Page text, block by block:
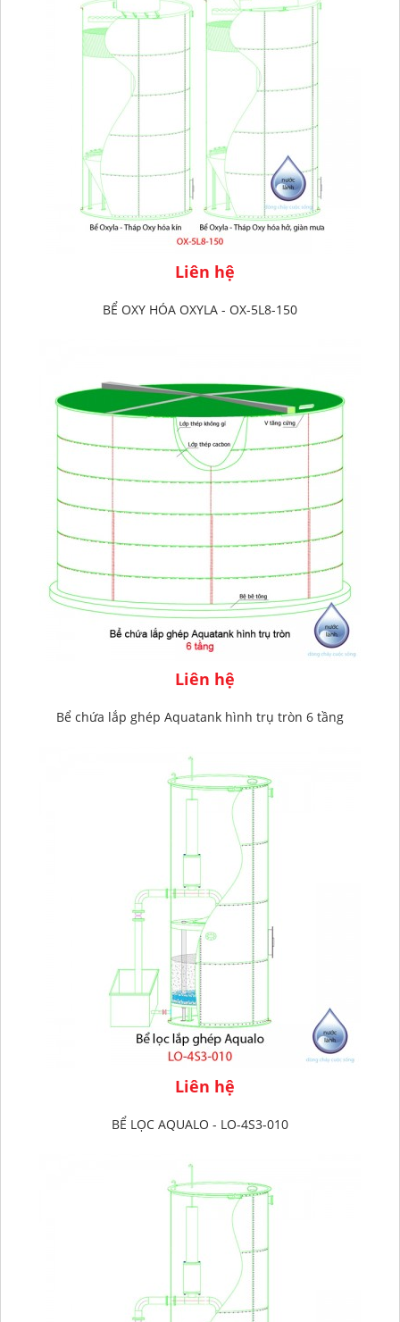
Liên hệ
BỂ OXY HÓA OXYLA - OX-5L8-150
Liên hệ
Bể chứa lắp ghép Aquatank hình trụ tròn 6 tầng
Liên hệ
BỂ LỌC AQUALO - LO-4S3-010